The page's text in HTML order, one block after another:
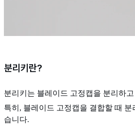
분리키란?
분리키는 블레이드 고정캡을 분리하
특히, 블레이드 고정캡을 결합할 때
습니다.